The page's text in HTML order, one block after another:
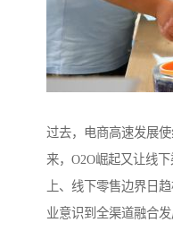
过去，电商高速发展
来，O2O崛起又让线
上、线下零售边界日
业意识到全渠道融合